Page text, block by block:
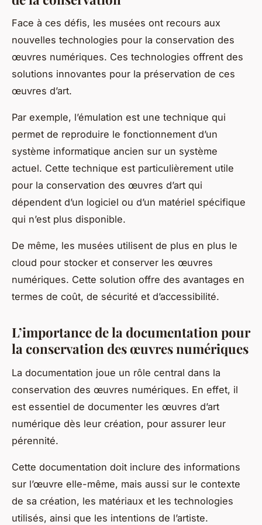
Face à ces défis, les musées ont recours aux
nouvelles technologies pour la conservation des
œuvres numériques. Ces technologies offrent des
solutions innovantes pour la préservation de ces
œuvres d’art.
Par exemple, l’émulation est une technique qui
permet de reproduire le fonctionnement d’un
système informatique ancien sur un système
actuel. Cette technique est particulièrement utile
pour la conservation des œuvres d’art qui
dépendent d’un logiciel ou d’un matériel spécifique
qui n’est plus disponible.
De même, les musées utilisent de plus en plus le
cloud pour stocker et conserver les œuvres
numériques. Cette solution offre des avantages en
termes de coût, de sécurité et d’accessibilité.
L’importance de la documentation pour
la conservation des œuvres numériques
La documentation joue un rôle central dans la
conservation des œuvres numériques. En effet, il
est essentiel de documenter les œuvres d’art
numérique dès leur création, pour assurer leur
pérennité.
Cette documentation doit inclure des informations
sur l’œuvre elle-même, mais aussi sur le contexte
de sa création, les matériaux et les technologies
utilisés, ainsi que les intentions de l’artiste.